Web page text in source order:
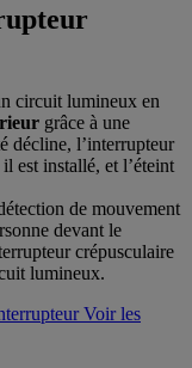
circuit lumineux en
grâce à une
décline, l’interrupteur
est installé, et l’éteint
de mouvement
devant le
crépusculaire
lumineux.
Voir les